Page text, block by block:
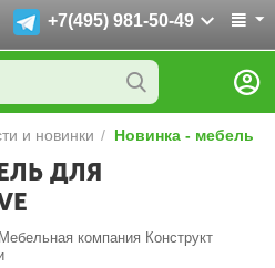
+7(495) 981-50-49
и новинки / Новинка - мебель
ДЛЯ
Мебельная компания Конструкт